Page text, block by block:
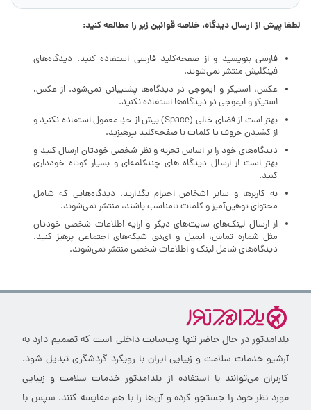
لطفا پیش از ارسال دیدگاه، خلاصه قوانین زیر را مطالعه کنید:
فارسی بنویسید و از صفحه‌کلید فارسی استفاده کنید. دیدگاه‌های
فینگلیش منتشر نمی‌شوند.
عکس، استیکر و ایموجی در دیدگاه‌ها پشتیبانی نمی‌شود. از عکس،
استیکر و ایموجی در دیدگاه‌ها استفاده نکنید.
بهتر است از فضای خالی (Space) بیش‌ از‌ حدِ معمول استفاده نکنید و
از کشیدن حروف یا کلمات با صفحه‌کلید بپرهیزید.
دیدگاه‌های خود را بر اساس تجربه و نظر شخصی خودتان ارسال کنید و
بهتر است از ارسال دیدگاه های چندکلمه‌‌ای و بسیار کوتاه خودداری
کنید.
به کاربرها و سایر اشخاص احترام بگذارید. دیدگاه‌هایی که شامل
محتوای توهین‌آمیز و کلمات نامناسب باشند، منتشر نمی‌شوند.
از ارسال لینک‌های سایت‌های دیگر و ارایه اطلاعات شخصی خودتان
مثل شماره تماس، ایمیل و آی‌دی شبکه‌های اجتماعی پرهیز کنید.
دیدگاه‌های شامل لینک و اطلاعات شخصی منتشر نمی‌شوند.
یلدامدتور در حال حاضر تنها وب‌سایت داخلی است که تصمیم دارد به
آرشیو خدمات سلامت و زیبایی ایران با رویکرد گردشگری تبدیل شود.
کاربران می‌توانند با استفاده از یلدامدتور خدمات سلامت و زیبایی
مورد نظر خود را جستجو کرده و آن‌ها را با هم مقایسه کنند. سپس با